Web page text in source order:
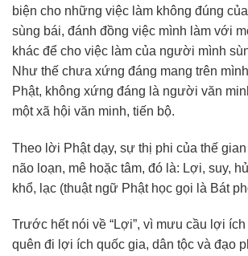
biện cho những việc làm không đúng
sùng bái, đánh đồng việc mình làm với
khác để cho việc làm của người mình
Như thế chưa xứng đáng mang trên
Phật, không xứng đáng là người văn
một xã hội văn minh, tiến bộ.
Theo lời Phật dạy, sự thị phi của thế
não loạn, mê hoặc tâm, đó là: Lợi, suy,
khổ, lạc (thuật ngữ Phật học gọi là Bát
Trước hết nói về “Lợi”, vì mưu cầu lợi
quên đi lợi ích quốc gia, dân tộc và đạo